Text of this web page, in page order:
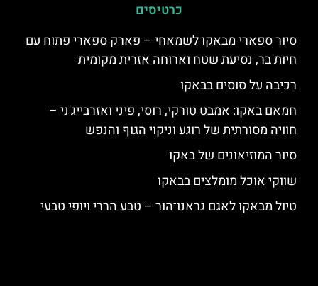
כרטיסים
סיור ספארי מבאקו לשמאחי – פארק ספארי פתוח עם
חיות בר, נסיעת שטח וארוחה אזרית מקומית
רכיבה על סוסים בבאקו
חמאם באקו: אמבט טורקי, רוסי, פיני ואזרבייג'ני –
חוויה מסורתית של רוגע וניקוי הגוף והנפש
סיור המוזיאונים של באקו
שווקי אוכל מומלצים בבאקו
טיול מבאקו לאגם גראנו־הור – טבע הררי ויופי טבעי